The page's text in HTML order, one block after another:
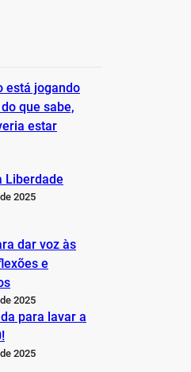
está jogando
que sabe,
estar
Liberdade
2025
dar voz às
e
2025
para lavar a
2025